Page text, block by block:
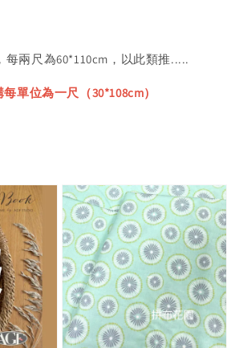
每兩尺為60*110cm，以此類推.....
單位為一尺（30*108cm）